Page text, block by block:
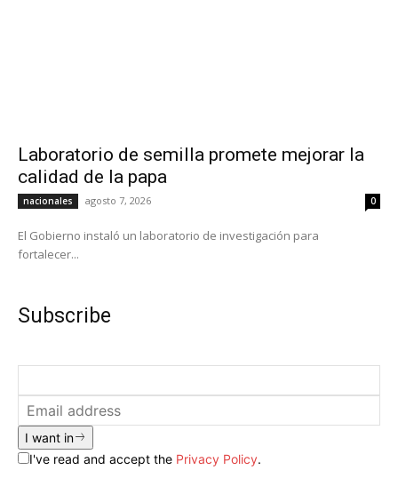
Laboratorio de semilla promete mejorar la
calidad de la papa
nacionales agosto 7, 2026 0
El Gobierno instaló un laboratorio de investigación para
fortalecer...
Subscribe
I want in
I've read and accept the Privacy Policy.